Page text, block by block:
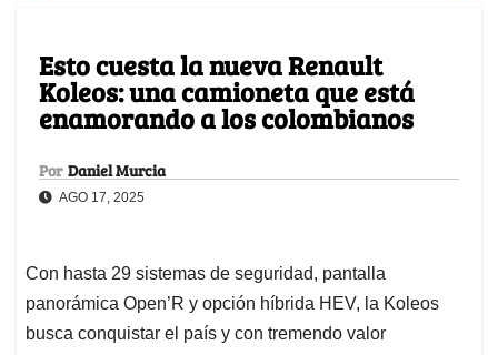
Esto cuesta la nueva Renault
Koleos: una camioneta que está
enamorando a los colombianos
Por Daniel Murcia
AGO 17, 2025
Con hasta 29 sistemas de seguridad, pantalla
panorámica Open’R y opción híbrida HEV, la Koleos
busca conquistar el país y con tremendo valor